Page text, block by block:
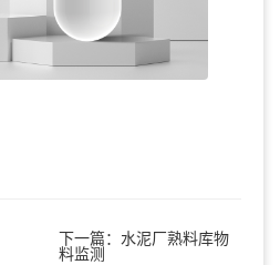
下一篇：水泥厂熟料库物
料监测